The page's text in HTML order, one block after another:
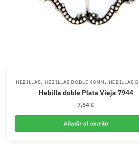
HEBILLAS, HEBILLAS DOBLE 40MM, HEBILLAS
Hebilla doble Plata Vieja 7944
7,84 €
Añadir al carrito